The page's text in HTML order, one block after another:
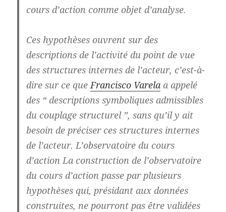
cours d’action comme objet d’analyse.
Ces hypothèses ouvrent sur des
descriptions de l’activité du point de vue
des structures internes de l’acteur, c’est-à-
dire sur ce queFrancisco Varelaa appelé
des “ descriptions symboliques admissibles
du couplage structurel ”, sans qu’il y ait
besoin de préciser ces structures internes
de l’acteur. L’observatoire du cours
d’action La construction de l’observatoire
du cours d’action passe par plusieurs
hypothèses qui, présidant aux données
construites, ne pourront pas être validées